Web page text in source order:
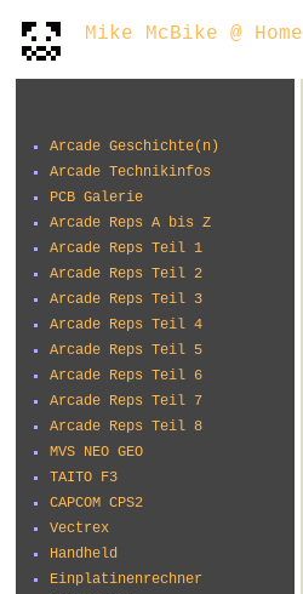
Mike McBike @ Home
Arcade Geschichte(n)
Arcade Technikinfos
PCB Galerie
Arcade Reps A bis Z
Arcade Reps Teil 1
Arcade Reps Teil 2
Arcade Reps Teil 3
Arcade Reps Teil 4
Arcade Reps Teil 5
Arcade Reps Teil 6
Arcade Reps Teil 7
Arcade Reps Teil 8
MVS NEO GEO
TAITO F3
CAPCOM CPS2
Vectrex
Handheld
Einplatinenrechner